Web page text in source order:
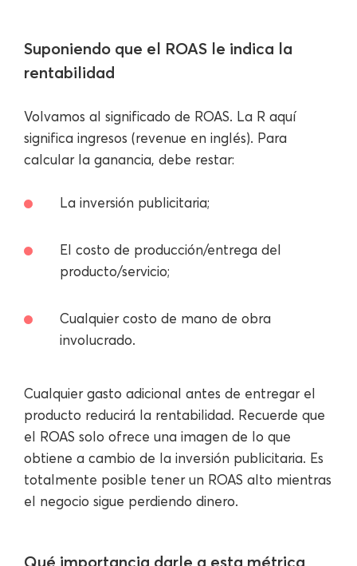
Suponiendo que el ROAS le indica la
rentabilidad
Volvamos al significado de ROAS. La R aquí
significa ingresos (revenue en inglés). Para
calcular la ganancia, debe restar:
La inversión publicitaria;
El costo de producción/entrega del
producto/servicio;
Cualquier costo de mano de obra
involucrado.
Cualquier gasto adicional antes de entregar el
producto reducirá la rentabilidad. Recuerde que
el ROAS solo ofrece una imagen de lo que
obtiene a cambio de la inversión publicitaria. Es
totalmente posible tener un ROAS alto mientras
el negocio sigue perdiendo dinero.
Qué importancia darle a esta métrica